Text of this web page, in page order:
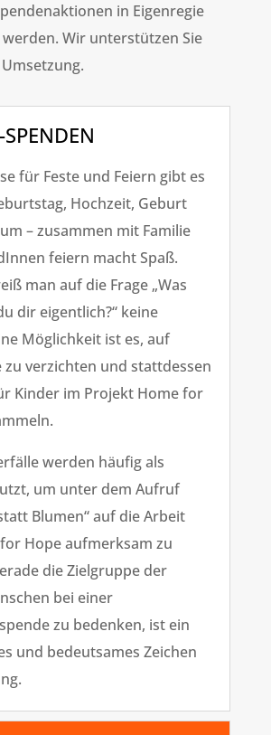
in Eigenregie
Wir unterstützen Sie
für Feste und Feiern gibt es
Hochzeit, Geburt
– zusammen mit Familie
feiern macht Spaß.
man auf die Frage „Was
dir eigentlich?“ keine
Möglichkeit ist es, auf
zu verzichten und stattdessen
Kinder im Projekt Home for
werden häufig als
um unter dem Aufruf
Blumen“ auf die Arbeit
Hope aufmerksam zu
die Zielgruppe der
bei einer
zu bedenken, ist ein
und bedeutsames Zeichen